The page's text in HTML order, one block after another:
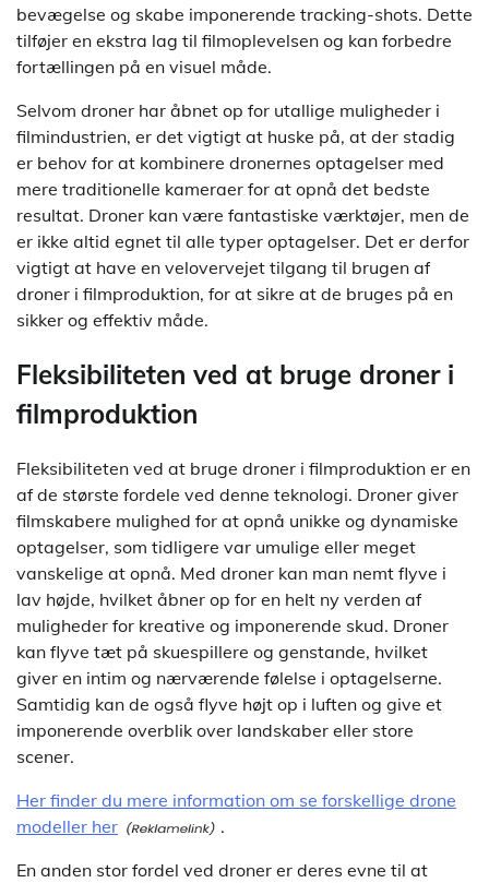
bevægelse og skabe imponerende tracking-shots. Dette
tilføjer en ekstra lag til filmoplevelsen og kan forbedre
fortællingen på en visuel måde.
Selvom droner har åbnet op for utallige muligheder i
filmindustrien, er det vigtigt at huske på, at der stadig
er behov for at kombinere dronernes optagelser med
mere traditionelle kameraer for at opnå det bedste
resultat. Droner kan være fantastiske værktøjer, men de
er ikke altid egnet til alle typer optagelser. Det er derfor
vigtigt at have en velovervejet tilgang til brugen af
droner i filmproduktion, for at sikre at de bruges på en
sikker og effektiv måde.
Fleksibiliteten ved at bruge droner i
filmproduktion
Fleksibiliteten ved at bruge droner i filmproduktion er en
af de største fordele ved denne teknologi. Droner giver
filmskabere mulighed for at opnå unikke og dynamiske
optagelser, som tidligere var umulige eller meget
vanskelige at opnå. Med droner kan man nemt flyve i
lav højde, hvilket åbner op for en helt ny verden af
muligheder for kreative og imponerende skud. Droner
kan flyve tæt på skuespillere og genstande, hvilket
giver en intim og nærværende følelse i optagelserne.
Samtidig kan de også flyve højt op i luften og give et
imponerende overblik over landskaber eller store
scener.
Her finder du mere information om se forskellige drone
modeller her
.
En anden stor fordel ved droner er deres evne til at